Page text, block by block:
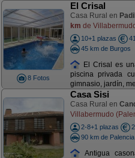
8 Fotos
El Crisal
Casa Rural en
km de
10+1 plazas
45 km de Burgos
El Crisal es
piscina privada
gimnasio, jardín,
Casa Sisi
Casa Rural en
Villabermudo
2-8+1 plazas
90 km de Palencia
Antigua